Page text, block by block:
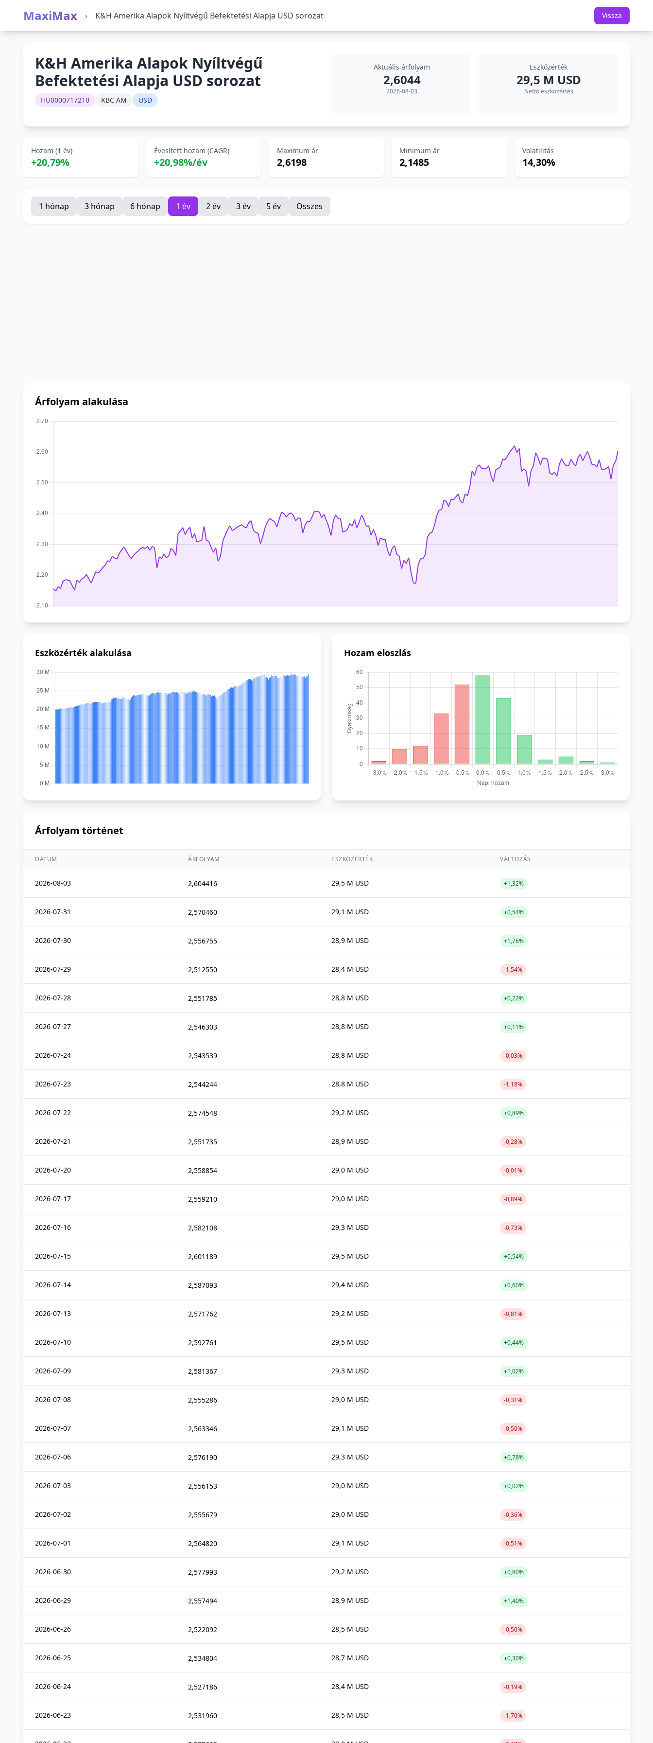
MaxiMax › K&H Amerika Alapok Nyíltvégű Befektetési Alapja USD sorozat Vissza
K&H Amerika Alapok Nyíltvégű
Befektetési Alapja USD sorozat
HU0000717210 KBC AM USD
Aktuális árfolyam
2,6044
2026-08-03
Eszközérték
29,5 M USD
Nettó eszközérték
Hozam (1 év)
+20,79%
Évesített hozam (CAGR)
+20,98%/év
Maximum ár
2,6198
Minimum ár
2,1485
Volatilitás
14,30%
1 hónap 3 hónap 6 hónap 1 év 2 év 3 év 5 év Összes
Árfolyam alakulása
Eszközérték alakulása Hozam eloszlás
Árfolyam történet
DÁTUM ÁRFOLYAM ESZKÖZÉRTÉK VÁLTOZÁS
2026-08-03 2,604416 29,5 M USD +1,32%
2026-07-31 2,570460 29,1 M USD +0,54%
2026-07-30 2,556755 28,9 M USD +1,76%
2026-07-29 2,512550 28,4 M USD -1,54%
2026-07-28 2,551785 28,8 M USD +0,22%
2026-07-27 2,546303 28,8 M USD +0,11%
2026-07-24 2,543539 28,8 M USD -0,03%
2026-07-23 2,544244 28,8 M USD -1,18%
2026-07-22 2,574548 29,2 M USD +0,89%
2026-07-21 2,551735 28,9 M USD -0,28%
2026-07-20 2,558854 29,0 M USD -0,01%
2026-07-17 2,559210 29,0 M USD -0,89%
2026-07-16 2,582108 29,3 M USD -0,73%
2026-07-15 2,601189 29,5 M USD +0,54%
2026-07-14 2,587093 29,4 M USD +0,60%
2026-07-13 2,571762 29,2 M USD -0,81%
2026-07-10 2,592761 29,5 M USD +0,44%
2026-07-09 2,581367 29,3 M USD +1,02%
2026-07-08 2,555286 29,0 M USD -0,31%
2026-07-07 2,563346 29,1 M USD -0,50%
2026-07-06 2,576190 29,3 M USD +0,78%
2026-07-03 2,556153 29,0 M USD +0,02%
2026-07-02 2,555679 29,0 M USD -0,36%
2026-07-01 2,564820 29,1 M USD -0,51%
2026-06-30 2,577993 29,2 M USD +0,80%
2026-06-29 2,557494 28,9 M USD +1,40%
2026-06-26 2,522092 28,5 M USD -0,50%
2026-06-25 2,534804 28,7 M USD +0,30%
2026-06-24 2,527186 28,4 M USD -0,19%
2026-06-23 2,531960 28,5 M USD -1,70%